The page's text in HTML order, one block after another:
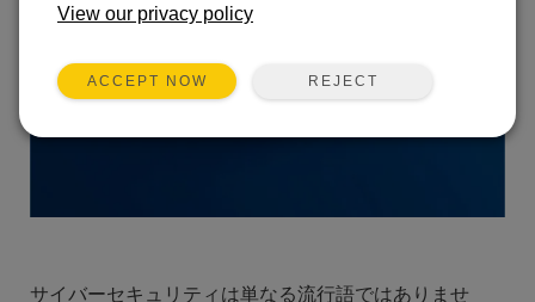
サイバーセキュリティは単なる流行語ではありませ
View our privacy policy
ACCEPT NOW REJECT